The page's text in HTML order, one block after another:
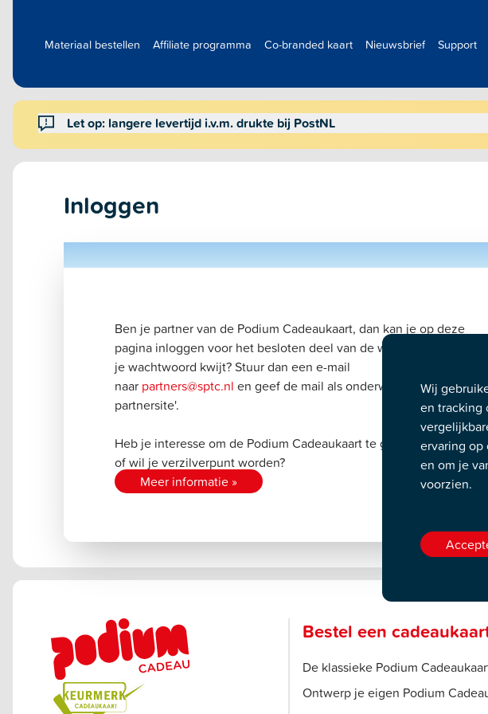
Materiaal bestellen Affiliate programma Co-branded kaart Nieuwsbrief Support
Let op: langere levertijd i.v.m. drukte bij PostNL
Inloggen
Ben je partner van de Podium Cadeaukaart, dan kan je op deze
pagina inloggen voor het besloten deel van de website. Ben je
je wachtwoord kwijt? Stuur dan een e-mail
naar partners@sptc.nl en geef de mail als onderwerp 'inlogcode
partnersite'.
Heb je interesse om de Podium Cadeaukaart te gaan verkopen
of wil je verzilverpunt worden?
Meer informatie »
Bestel een
De klassieke Podium
Ontwerp je eigen Podium
Wij
en tracking
ervaring op
en om je
voorzien.